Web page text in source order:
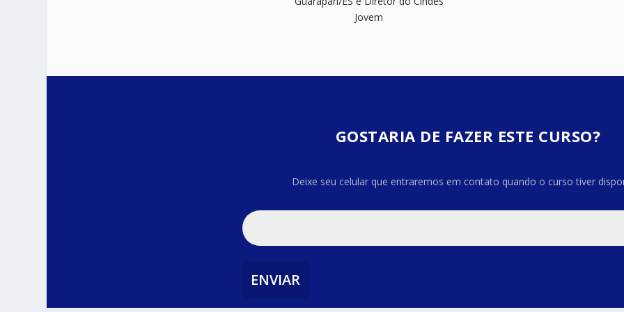
Jovem​
GOSTARIA DE FAZER ESTE CURSO?
Deixe seu celular que entraremos em contato quando o curso tiver
ENVIAR